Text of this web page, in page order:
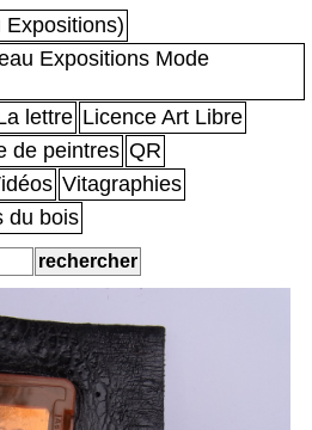
Expositions Mode
lettre Licence Art Libre
de peintres QR
Vitagraphies
du bois